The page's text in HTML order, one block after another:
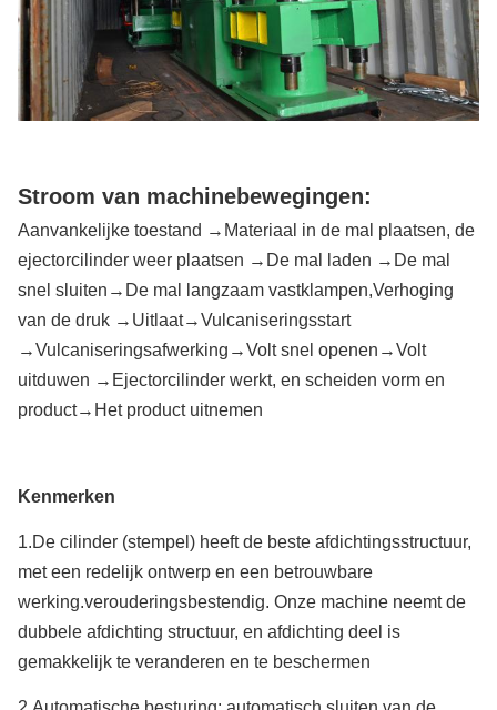
XLB-1500
× 1500 × 1
8.00 800 1 800
XLB-1500
15.00 400 1 400
XLB-2000
× 2000 × 1
20.00 400 1
Stroom van machinebewegingen:
Aanvankelijke toestand →Materiaal in de mal plaatsen, de
ejectorcilinder weer plaatsen →De mal laden →De mal
snel sluiten→De mal langzaam vastklampen,Verhoging
van de druk →Uitlaat→Vulcaniseringsstart
→Vulcaniseringsafwerking→Volt snel openen→Volt
uitduwen →Ejectorcilinder werkt, en scheiden vorm en
product→Het product uitnemen
Kenmerken
1.De cilinder (stempel) heeft de beste afdichtingsstructuur,
met een redelijk ontwerp en een betrouwbare
werking.verouderingsbestendig. Onze machine neemt de
dubbele afdichting structuur, en afdichting deel is
gemakkelijk te veranderen en te beschermen